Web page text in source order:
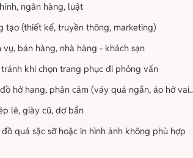
ngân hàng, luật
tạo (thiết kế, truyền thông, marketing)
vụ, bán hàng, nhà hàng - khách sạn
khi chọn trang phục đi phỏng vấn
hở hang, phản cảm (váy quá ngắn, áo hở
lê, giày cũ, dơ bẩn
đồ quá sặc sỡ hoặc in hình ảnh không phù hợp